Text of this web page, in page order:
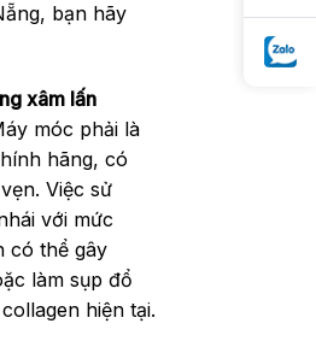
bạn hãy
xâm lấn
móc phải là
hãng, có
Việc sử
với mức
có thể gây
làm sụp đổ
hiện tại.